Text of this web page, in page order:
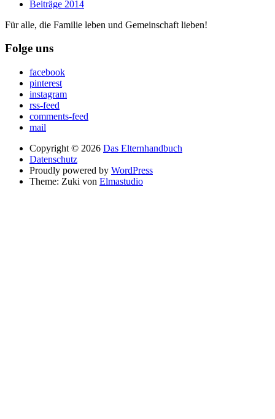
Beiträge 2014
Für alle, die Familie leben und Gemeinschaft lieben!
Folge uns
facebook
pinterest
instagram
rss-feed
comments-feed
mail
Copyright © 2026 Das Elternhandbuch
Datenschutz
Proudly powered by WordPress
Theme: Zuki von Elmastudio